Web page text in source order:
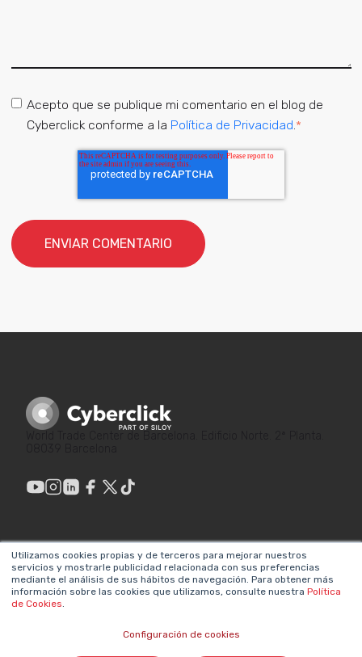
Utilizamos cookies propias y de terceros para mejorar nuestros
servicios y mostrarle publicidad relacionada con sus preferencias
mediante el análisis de sus hábitos de navegación. Para obtener más
información sobre las cookies que utilizamos, consulte nuestra Política
de Cookies.
Configuración de cookies
Acepto que se publique mi comentario en el blog de
Cyberclick conforme a la Política de Privacidad.*
ENLACES DE
INTERÉS
¿Por qué hacer
Marketing?
Metodologías propias
LEGAL
Política de privacidad
Sistema interno de